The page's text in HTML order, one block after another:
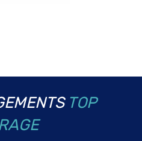
TOP